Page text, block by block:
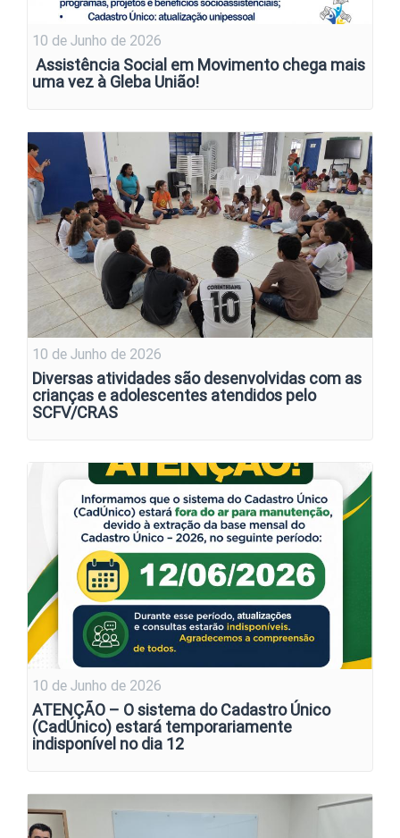
10 de Junho de 2026
Assistência Social em Movimento chega mais
uma vez à Gleba União!
10 de Junho de 2026
Diversas atividades são desenvolvidas com as
crianças e adolescentes atendidos pelo
SCFV/CRAS
10 de Junho de 2026
ATENÇÃO – O sistema do Cadastro Único
(CadÚnico) estará temporariamente
indisponível no dia 12